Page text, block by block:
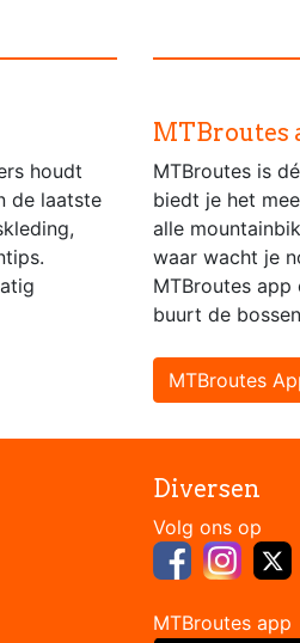
houdt
de laatste
MTBroutes
MTBroutes is
biedt je het
alle
waar wacht je
MTBroutes
buurt de
MTBroutes
Diversen
Volg
MTBroutes